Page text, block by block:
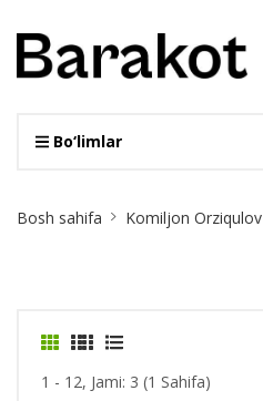
Bo‘limlar
Breadcrumb
Bosh sahifa Komiljon Orziqulov
1 - 12, Jami: 3 (1 Sahifa)